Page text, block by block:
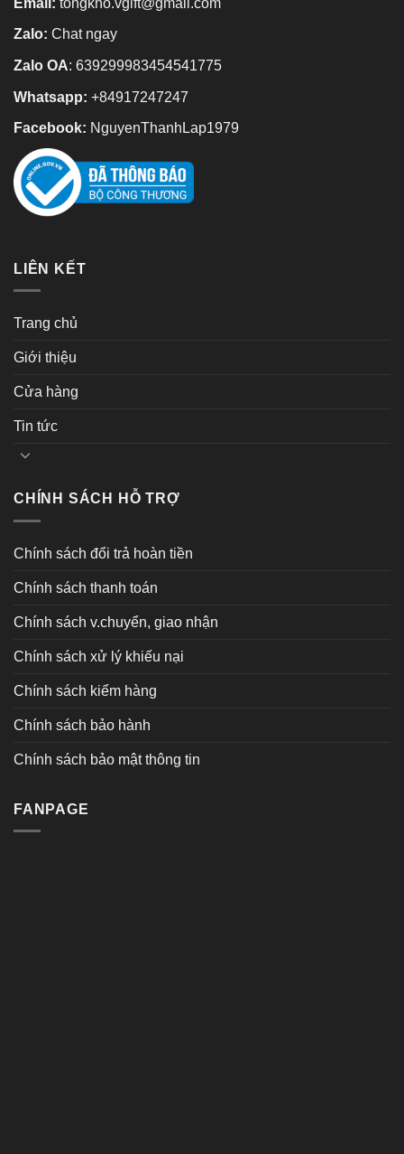
Zalo: Chat ngay
Zalo OA: 639299983454541775
Whatsapp: +84917247247
Facebook: NguyenThanhLap1979
LIÊN KẾT
Trang chủ
Giới thiệu
Cửa hàng
Tin tức
CHÍNH SÁCH HỖ TRỢ
Chính sách đổi trả hoàn tiền
Chính sách thanh toán
Chính sách v.chuyển, giao nhận
Chính sách xử lý khiếu nại
Chính sách kiểm hàng
Chính sách bảo hành
Chính sách bảo mật thông tin
FANPAGE